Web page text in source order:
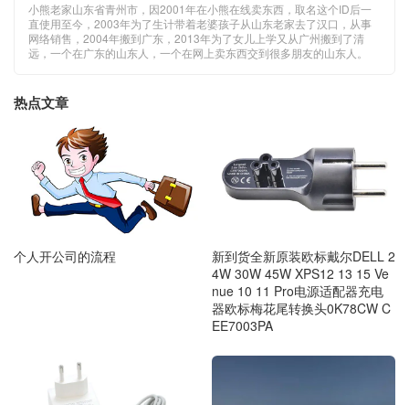
小熊老家山东省青州市，因2001年在小熊在线卖东西，取名这个ID后一
直使用至今，2003年为了生计带着老婆孩子从山东老家去了汉口，从事
网络销售，2004年搬到广东，2013年为了女儿上学又从广州搬到了清
远，一个在广东的山东人，一个在网上卖东西交到很多朋友的山东人。
热点文章
个人开公司的流程
新到货全新原装欧标戴尔DELL 2
4W 30W 45W XPS12 13 15 Ve
nue 10 11 Pro电源适配器充电
器欧标梅花尾转换头0K78CW C
EE7003PA